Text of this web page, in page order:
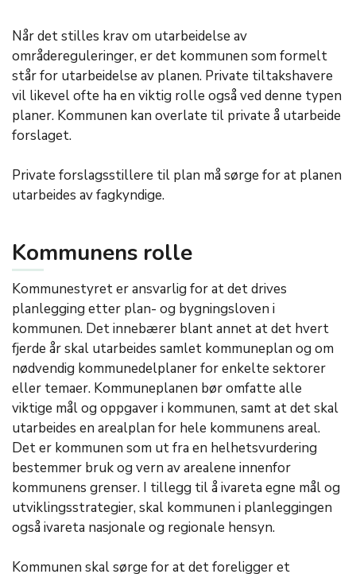
Når det stilles krav om utarbeidelse av
områdereguleringer, er det kommunen som formelt
står for utarbeidelse av planen. Private tiltakshavere
vil likevel ofte ha en viktig rolle også ved denne typen
planer. Kommunen kan overlate til private å utarbeide
forslaget.
Private forslagsstillere til plan må sørge for at planen
utarbeides av fagkyndige.
Kommunens rolle
Kommunestyret er ansvarlig for at det drives
planlegging etter plan- og bygningsloven i
kommunen. Det innebærer blant annet at det hvert
fjerde år skal utarbeides samlet kommuneplan og om
nødvendig kommunedelplaner for enkelte sektorer
eller temaer. Kommuneplanen bør omfatte alle
viktige mål og oppgaver i kommunen, samt at det skal
utarbeides en arealplan for hele kommunens areal.
Det er kommunen som ut fra en helhetsvurdering
bestemmer bruk og vern av arealene innenfor
kommunens grenser. I tillegg til å ivareta egne mål og
utviklingsstrategier, skal kommunen i planleggingen
også ivareta nasjonale og regionale hensyn.
Kommunen skal sørge for at det foreligger et